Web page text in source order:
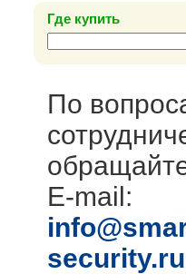
Где купить
По
E-mail:
security.ru